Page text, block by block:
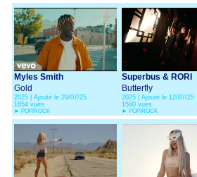
Myles Smith
Gold
2025 | Ajouté le 29/07/25
1654 vues
► POP/ROCK
Superbus & RORI
Butterfly
2025 | Ajouté le 12/07/25
1580 vues
► POP/ROCK